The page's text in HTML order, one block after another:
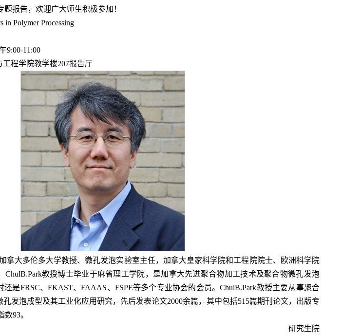
题报告，欢迎广大师生积极参加！
in Polymer Processing
9:00-11:00
程学院教学楼207报告厅
拿大多伦多大学教授、微孔发泡实验室主任，加拿大皇家科学院和工程院院士、欧洲科学院
教授博士毕业于麻省理工学院，是加拿大先进聚合物加工技术及聚合物微孔发泡
是FRSC、FKAST、FAAAS、FSPE等多个专业协会的会员。ChulB.Park教授主要从事聚合
发泡成型及其工业化应用研究，先后发表论文2000余篇，其中包括515篇期刊论文，出版专
93。
研究生院